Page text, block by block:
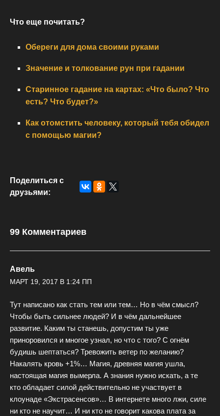
Что еще почитать?
Обереги для дома своими руками
Значение и толкование рун при гадании
Старинное гадание на картах: «Что было? Что
есть? Что будет?»
Как отомстить человеку, который тебя обидел
с помощью магии?
Поделиться с
друзьями:
99 Комментариев
Авель
МАРТ 19, 2017 В 1:24 ПП
Тут написано как стать тем или тем… Но в чём смысл?
Чтобы быть сильнее людей? И в чём дальнейшее
развитие. Каким ты станешь, допустим ты уже
приноровился и многое узнал, но что с того? С огнём
будишь шептаться? Тревожить ветер по желанию?
Накалять кровь +1%… Магия, древняя магия ушла,
настоящая магия вымерла. А знания нужно искать, а те
кто обладает силой действительно не участвует в
клоунаде «Экстрасенсов»… В интернете много лжи, силе
ни кто не научит… И ни кто не говорит какова плата за